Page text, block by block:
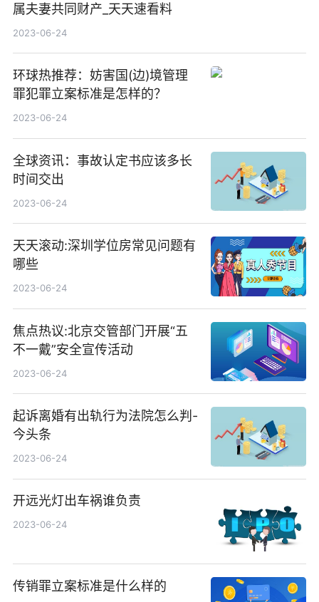
属夫妻共同财产_天天速看料
2023-06-24
环球热推荐：妨害国(边)境管理
罪犯罪立案标准是怎样的？
2023-06-24
全球资讯：事故认定书应该多长
时间交出
2023-06-24
天天滚动:深圳学位房常见问题有
哪些
2023-06-24
焦点热议:北京交管部门开展“五
不一戴”安全宣传活动
2023-06-24
起诉离婚有出轨行为法院怎么判-
今头条
2023-06-24
开远光灯出车祸谁负责
2023-06-24
传销罪立案标准是什么样的